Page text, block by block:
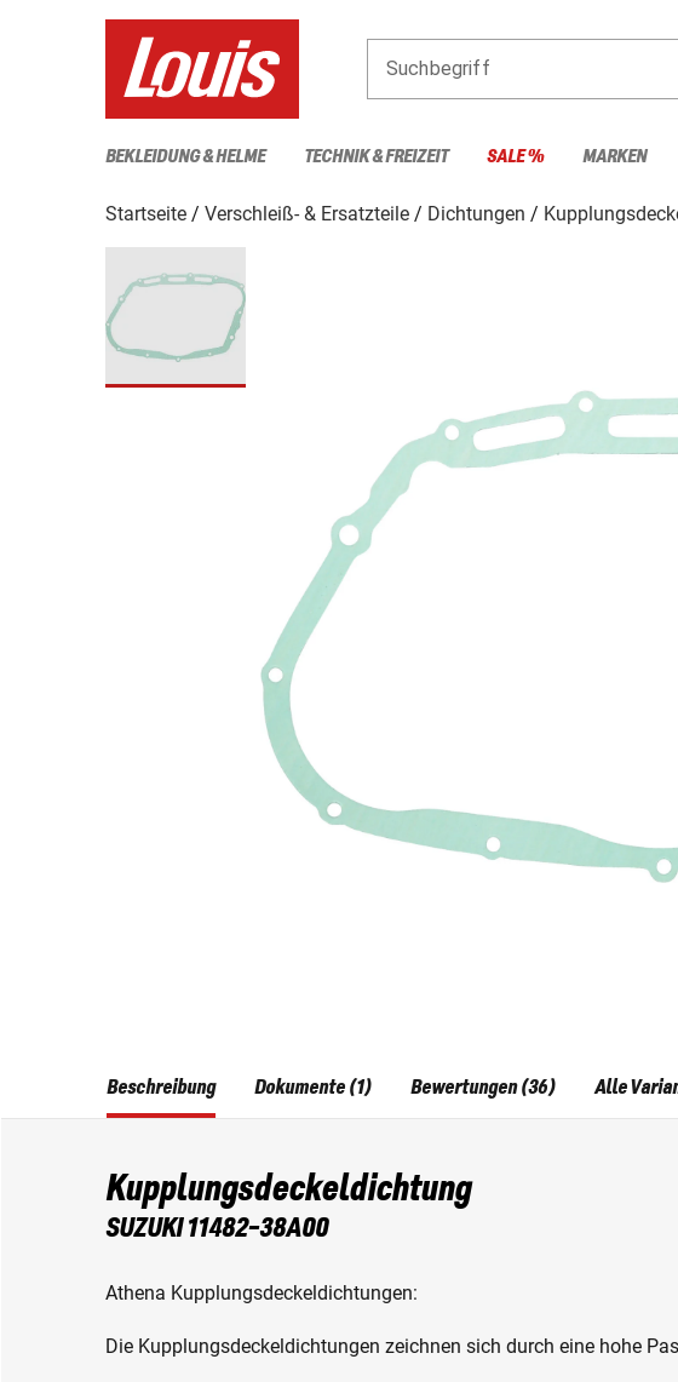
Suchbegriff
BEKLEIDUNG & HELME TECHNIK & FREIZEIT SALE % MARKEN
Startseite Verschleiß- & Ersatzteile Dichtungen
Beschreibung
Kupplungsdeckeldichtung
SUZUKI 11482-38A00
Athena Kupplungsdeckeldichtungen:
Die Kupplungsdeckeldichtungen zeichnen sich durch eine hohe
Dokumente (1) Bewertungen (36) Alle